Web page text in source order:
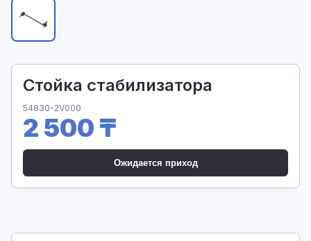
Стойка стабилизатора
54830-2V000
2 500 ₸
Ожидается приход